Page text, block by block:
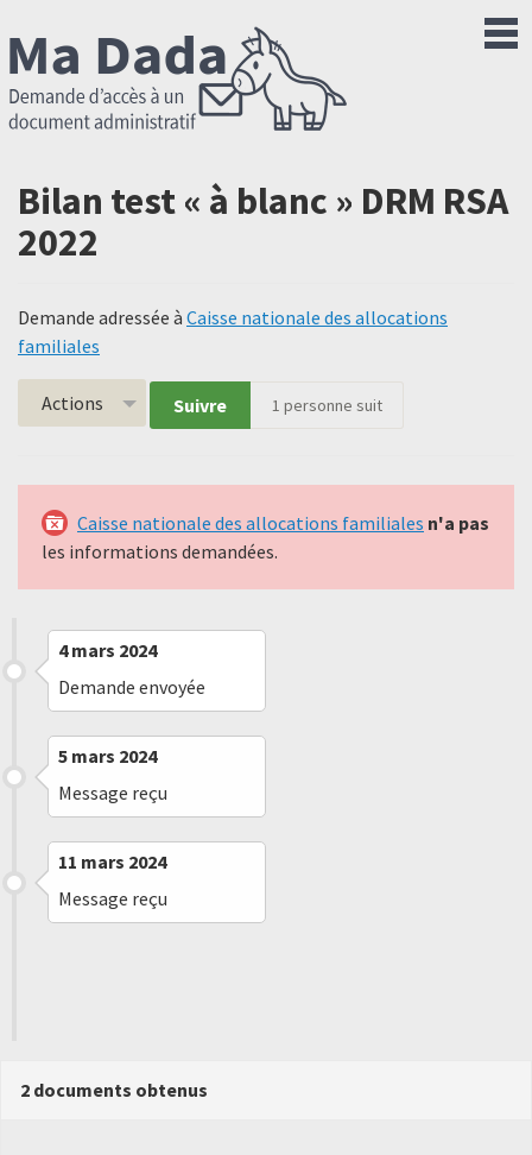
Bilan test « à blanc » DRM RSA
2022
Demande adressée à Caisse nationale des allocations
familiales
Actions Suivre 1 personne suit
Caisse nationale des allocations familiales n'a pas
les informations demandées.
4 mars 2024
Demande envoyée
5 mars 2024
Message reçu
11 mars 2024
Message reçu
2 documents obtenus